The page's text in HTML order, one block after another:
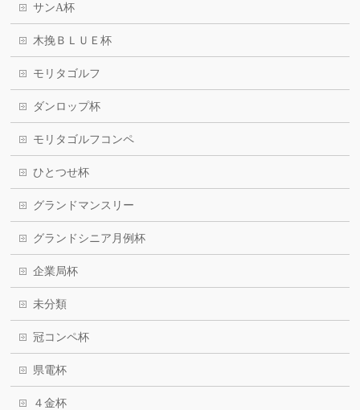
サンA杯
木挽ＢＬＵＥ杯
モリタゴルフ
ダンロップ杯
モリタゴルフコンペ
ひとつせ杯
グランドマンスリー
グランドシニア月例杯
企業局杯
未分類
冠コンペ杯
県電杯
４金杯